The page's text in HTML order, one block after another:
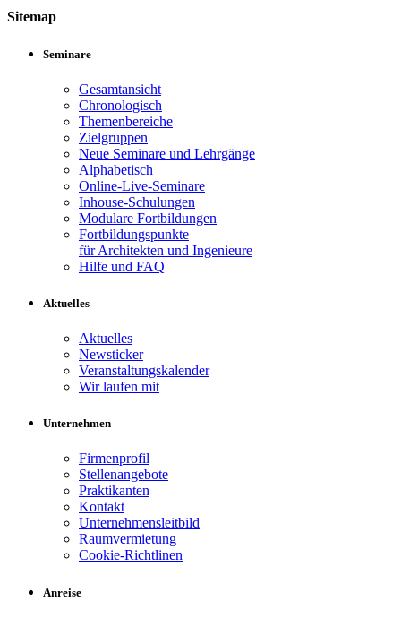
Sitemap
Seminare
Gesamtansicht
Chronologisch
Themenbereiche
Zielgruppen
Neue Seminare und Lehrgänge
Alphabetisch
Online-Live-Seminare
Inhouse-Schulungen
Modulare Fortbildungen
Fortbildungspunkte
für Architekten und Ingenieure
Hilfe und FAQ
Aktuelles
Aktuelles
Newsticker
Veranstaltungskalender
Wir laufen mit
Unternehmen
Firmenprofil
Stellenangebote
Praktikanten
Kontakt
Unternehmensleitbild
Raumvermietung
Cookie-Richtlinen
Anreise